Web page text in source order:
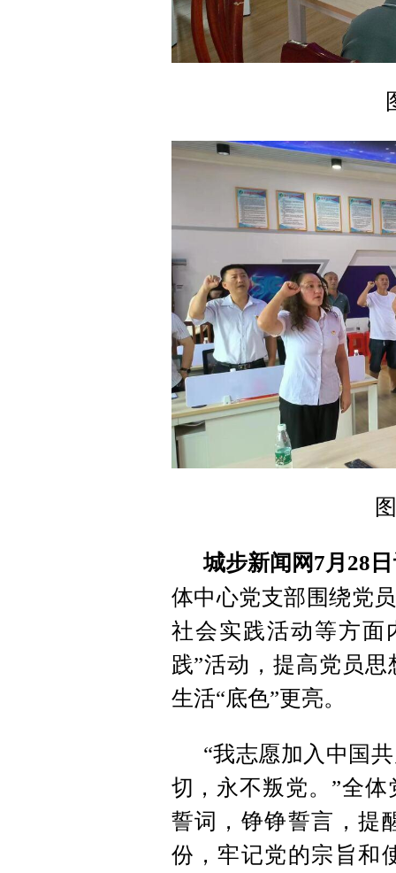
城步新闻网7月28
体中心党支部围绕党
社会实践活动等方面
践”活动，提高党员
生活“底色”更亮。
“我志愿加入中国
切，永不叛党。”全
誓词，铮铮誓言，提
份，牢记党的宗旨和